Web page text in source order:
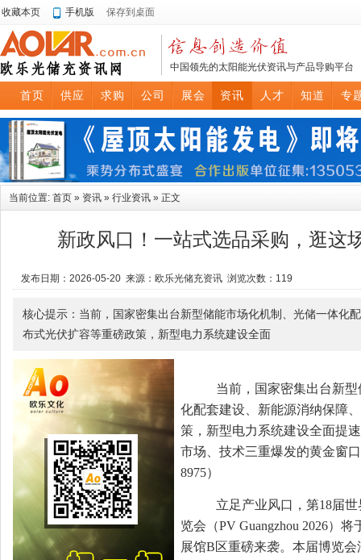
收藏本页 手机版 保存到桌面
中国领先的太阳能光伏资讯与产品导购平台
首页 供应 求购 公司 展会 资讯 人才 知道 专
当前位置: 首页 » 资讯 » 行业资讯 » 正文
新政风口！一站式选品采购，逛这
发布日期：2026-05-20 来源：欧乐光储充资讯 浏览次数： 119
核心提示：当前，国家密集出台新型储能市场化机制、光储一体化
布式光伏扩容等重磅政策，新型电力系统建设全面
当前，国家密集出台新
化配套建设、新能源消纳保障
策，新型电力系统建设全面提
市场、技术三重爆发的黄金窗
8975）
立足产业风口，第18届世
览会（PV Guangzhou 2026）
展馆B区重磅来袭。本届博览